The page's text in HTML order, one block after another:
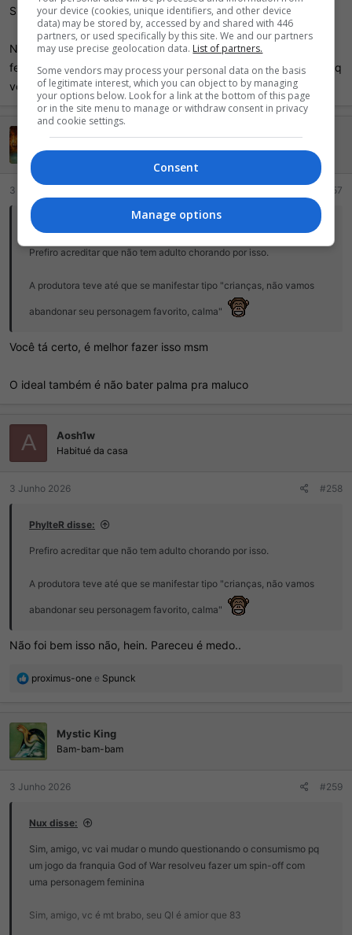
Sim, amigo, vc é mt brabo, seu QI é amior que 83
Nossa como vc é inteligente pq não gosta da personagem
feminina. Imagino como deve ser árduo esse esforço pensante q
vc precisa fazer
Nux
Ei mãe, 500 pontos!
3 Junho 2026 #257
PhylteR disse:
Prefiro acreditar que não tem adulto chorando por isso.
A produtora teve até que se manifestar tipo "crianças, não vamos
abandonar seu personagem favorito, calma"
Você tá certo, é melhor fazer isso msm
O ideal também é não bater palma pra maluco
A Aosh1w
Habitué da casa
3 Junho 2026 #258
PhylteR disse:
Prefiro acreditar que não tem adulto chorando por isso.
A produtora teve até que se manifestar tipo "crianças, não vamos
abandonar seu personagem favorito, calma"
Não foi bem isso não, hein. Pareceu é medo..
R
õ
e
s
proximus-one e Spunck
Mystic King
Bam-bam-bam
3 Junho 2026 #259
Nux disse:
Sim, amigo, vc vai mudar o mundo questionando o consumismo pq
um jogo da franquia God of War resolveu fazer um spin-off com
uma personagem feminina
Sim, amigo, vc é mt brabo, seu QI é amior que 83
your device (cookies, unique identifiers, and other device
data) may be stored by, accessed by and shared with 446
partners, or used specifically by this site. We and our partners
may use precise geolocation data. List of partners.
Some vendors may process your personal data on the basis
of legitimate interest, which you can object to by managing
your options below. Look for a link at the bottom of this page
or in the site menu to manage or withdraw consent in privacy
and cookie settings.
Consent
Manage options